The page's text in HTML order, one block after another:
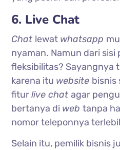
6. Live Chat
Chat lewat whatsapp
nyaman. Namun dari sisi
fleksibilitas? Sayangnya
karena itu website bisnis
fiturlive chatagar
bertanya di webtanpa
nomor teleponnya
Selain itu, pemilik bisnis